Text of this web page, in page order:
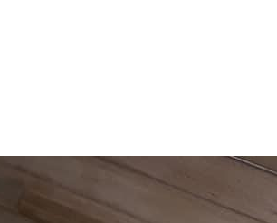
Nem is tudom hol kezdjem